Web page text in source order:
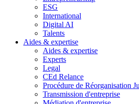
ESG
International
Digital AI
Talents
Aides & expertise
Aides & expertise
Experts
Legal
CEd Relance
Procédure de Réorganisation
Transmission d'entreprise